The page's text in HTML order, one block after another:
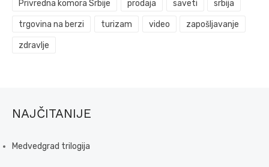
Privredna komora Srbije prodaja saveti srbija
trgovina na berzi turizam video zapošljavanje
zdravlje
NAJČITANIJE
Medvedgrad trilogija